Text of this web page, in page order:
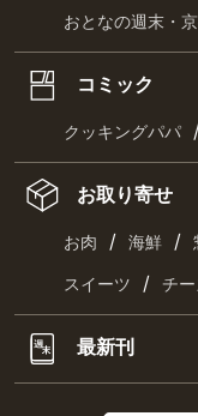
おとなの週末・
コミック
クッキングパパ
お取り寄せ
お肉 / 海鮮 /
スイーツ / チ
最新刊